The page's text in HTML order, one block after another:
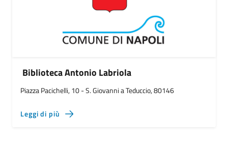
Biblioteca Antonio Labriola
Piazza Pacichelli, 10 - S. Giovanni a Teduccio, 80146
Leggi di più